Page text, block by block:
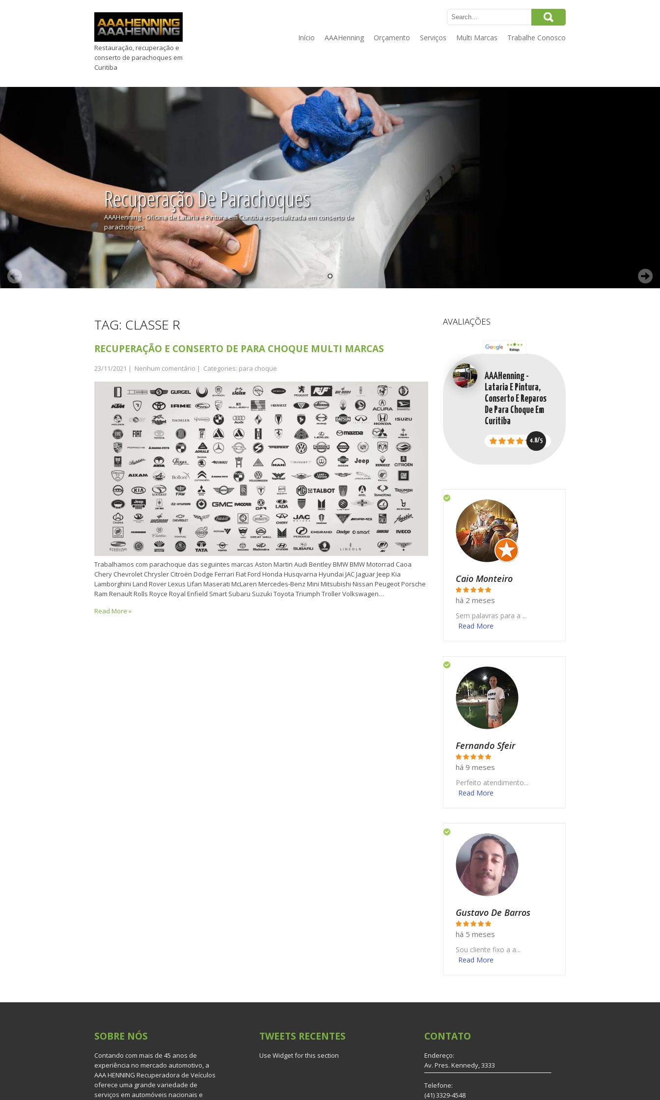
Restauração, recuperação e
conserto de parachoques em
Curitiba
Início AAAHenning Orçamento Serviços Multi Marcas Trabalhe Conosco
Recuperação De Parachoques
AAAHenning - Oficina de Lataria e Pintura em Curitiba especializada em conserto de
parachoques.
TAG: CLASSE R
RECUPERAÇÃO E CONSERTO DE PARA CHOQUE MULTI MARCAS
23/11/2021 | Nenhum comentário | Categories: para choque
Trabalhamos com parachoque das seguintes marcas Aston Martin Audi Bentley BMW BMW Motorrad Caoa
Chery Chevrolet Chrysler Citroën Dodge Ferrari Fiat Ford Honda Husqvarna Hyundai JAC Jaguar Jeep Kia
Lamborghini Land Rover Lexus Lifan Maserati McLaren Mercedes-Benz Mini Mitsubishi Nissan Peugeot Porsche
Ram Renault Rolls Royce Royal Enfield Smart Subaru Suzuki Toyota Triumph Troller Volkswagen…
Read More »
AVALIAÇÕES
AAAHenning -
Lataria E Pintura,
Conserto E Reparos
De Para Choque Em
Curitiba
4.8/5
Caio Monteiro
há 2 meses
Sem palavras para a ...
Read More
Fernando Sfeir
há 9 meses
Perfeito atendimento...
Read More
Gustavo De Barros
há 5 meses
Sou cliente fixo a a...
Read More
SOBRE NÓS
Contando com mais de 45 anos de
experiência no mercado automotivo, a
AAA HENNING Recuperadora de Veículos
oferece uma grande variedade de
serviços em automóveis nacionais e
TWEETS RECENTES
Use Widget for this section
CONTATO
Endereço:
Av. Pres. Kennedy, 3333
Telefone:
(41) 3329-4548